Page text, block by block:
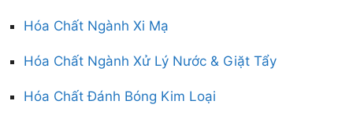
Hóa Chất Ngành Xi Mạ
Hóa Chất Ngành Xử Lý Nước & Giặt Tẩy
Hóa Chất Đánh Bóng Kim Loại